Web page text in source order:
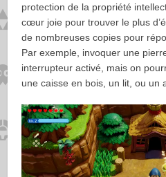
protection de la propriété
cœur joie pour trouver le plus
de nombreuses copies pour
Par exemple, invoquer une
interrupteur activé, mais on
une caisse en bois, un lit, ou un